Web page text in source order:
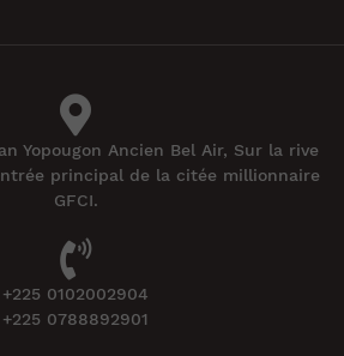
Yopougon Ancien Bel Air, Sur la rive
principal de la citée millionnaire
GFCI.
+225 0102002904
+225 0788892901